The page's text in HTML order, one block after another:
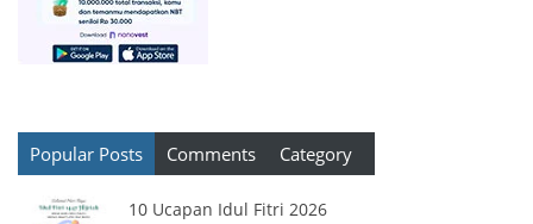
Popular Posts Comments Category
10 Ucapan Idul Fitri 2026